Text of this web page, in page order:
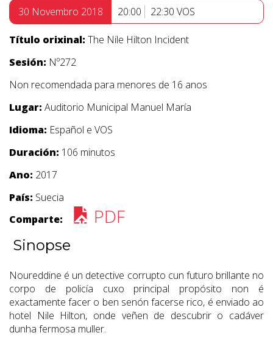
30 Novembro 2018 20:00 22:30 VOS
Título orixinal: The Nile Hilton Incident
Sesión: Nº272
Non recomendada para menores de 16 anos
Lugar: Auditorio Municipal Manuel María
Idioma: Español e VOS
Duración: 106 minutos
Ano: 2017
País: Suecia
Comparte:
PDF
Sinopse
Noureddine é un detective corrupto cun futuro brillante no
corpo de policía cuxo principal propósito non é
exactamente facer o ben senón facerse rico, é enviado ao
hotel Nile Hilton, onde veñen de descubrir o cadáver
dunha fermosa muller.